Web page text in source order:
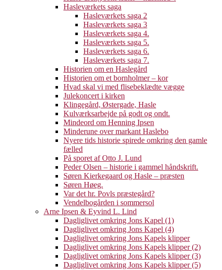
Hasleværkets saga
Hasleværkets saga 2
Hasleværkets saga 3
Hasleværkets saga 4.
Hasleværkets saga 5.
Hasleværkets saga 6.
Hasleværkets saga 7.
Historien om en Haslegård
Historien om et bornholmer – kor
Hvad skal vi med flisebeklædte vægge
Julekoncert i kirken
Klingegård, Østergade, Hasle
Kulværksarbejde på godt og ondt.
Mindeord om Henning Ipsen
Minderune over markant Haslebo
Nyere tids historie spirede omkring den gamle
fælled
På sporet af Otto J. Lund
Peder Olsen – historie i gammel håndskrift.
Søren Kierkegaard og Hasle – præsten
Søren Høeg.
Var det hr. Povls præstegård?
Vendelbogården i sommersol
Arne Ipsen & Eyvind L. Lind
Dagliglivet omkring Jons Kapel (1)
Dagliglivet omkring Jons Kapel (4)
Dagliglivet omkring Jons Kapels klipper
Dagliglivet omkring Jons Kapels klipper (2)
Dagliglivet omkring Jons Kapels klipper (3)
Dagliglivet omkring Jons Kapels klipper (5)